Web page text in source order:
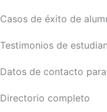
Casos de éxito de
Testimonios de
Datos de contacto
Directorio completo